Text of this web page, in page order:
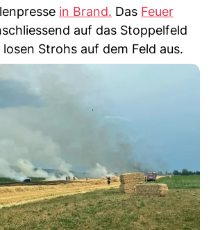
in Brand. Das Feuer
auf das Stoppelfeld
Strohs auf dem Feld aus.